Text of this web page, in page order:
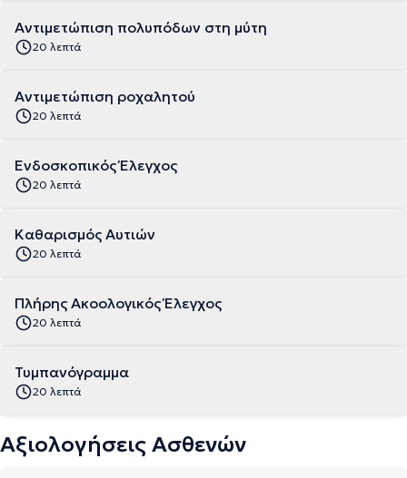
Αντιμετώπιση πολυπόδων στη μύτη
20 λεπτά
Αντιμετώπιση ροχαλητού
20 λεπτά
Ενδοσκοπικός Έλεγχος
20 λεπτά
Καθαρισμός Αυτιών
20 λεπτά
Πλήρης Ακοολογικός Έλεγχος
20 λεπτά
Τυμπανόγραμμα
20 λεπτά
Αξιολογήσεις Ασθενών